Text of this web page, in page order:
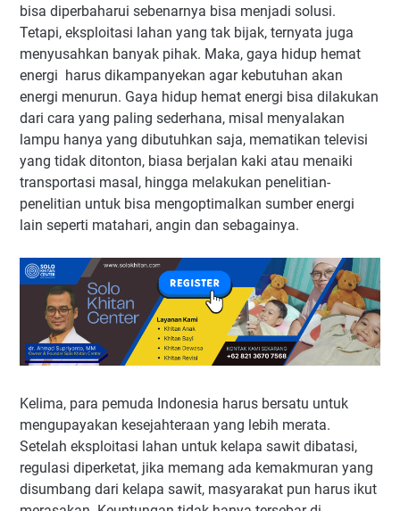
bisa diperbaharui sebenarnya bisa menjadi solusi.
Tetapi, eksploitasi lahan yang tak bijak, ternyata juga
menyusahkan banyak pihak. Maka, gaya hidup hemat
energi harus dikampanyekan agar kebutuhan akan
energi menurun. Gaya hidup hemat energi bisa dilakukan
dari cara yang paling sederhana, misal menyalakan
lampu hanya yang dibutuhkan saja, mematikan televisi
yang tidak ditonton, biasa berjalan kaki atau menaiki
transportasi masal, hingga melakukan penelitian-
penelitian untuk bisa mengoptimalkan sumber energi
lain seperti matahari, angin dan sebagainya.
Kelima, para pemuda Indonesia harus bersatu untuk
mengupayakan kesejahteraan yang lebih merata.
Setelah eksploitasi lahan untuk kelapa sawit dibatasi,
regulasi diperketat, jika memang ada kemakmuran yang
disumbang dari kelapa sawit, masyarakat pun harus ikut